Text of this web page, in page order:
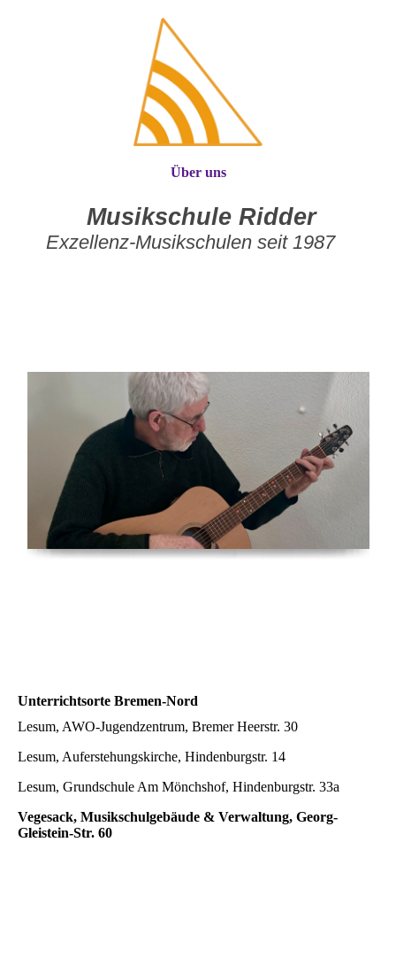
Musikschule Ridder
Exzellenz-Musikschulen seit 1987
Über uns
Unterrichtsorte Bremen-Nord
Lesum, AWO-Jugendzentrum, Bremer Heerstr. 30
Lesum, Auferstehungskirche, Hindenburgstr. 14
Lesum, Grundschule Am Mönchshof, Hindenburgstr. 33a
Vegesack, Musikschulgebäude & Verwaltung, Georg-
Gleistein-Str. 60